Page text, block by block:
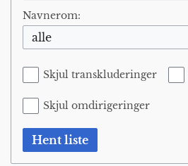
Navnerom:
alle
Skjul transkluderinger
Skjul omdirigeringer
Hent liste